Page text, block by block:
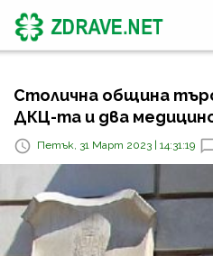
Столична община
ДКЦ-та и два
Петък, 31 Март 2023 | 14:31:19